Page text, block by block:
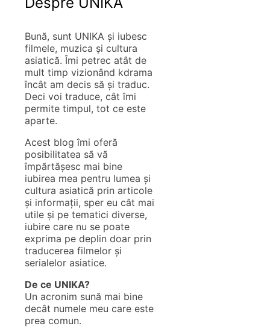
Bună, sunt UNIKA și iubesc
filmele, muzica și cultura
asiatică. Îmi petrec atât de
mult timp vizionând kdrama
încât am decis să și traduc.
Deci voi traduce, cât îmi
permite timpul, tot ce este
aparte.
Acest blog îmi oferă
posibilitatea să vă
împărtășesc mai bine
iubirea mea pentru lumea și
cultura asiatică prin articole
și informații, sper eu cât mai
utile și pe tematici diverse,
iubire care nu se poate
exprima pe deplin doar prin
traducerea filmelor și
serialelor asiatice.
De ce UNIKA?
Un acronim sună mai bine
decât numele meu care este
prea comun.